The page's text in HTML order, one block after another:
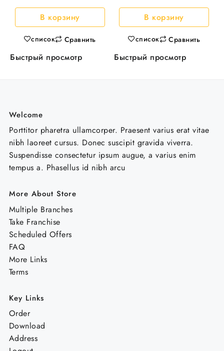
20упкор
В корзину
список Сравнить
Быстрый просмотр
В корзину
список Сравнить
Быстрый просмотр
Welcome
Porttitor pharetra ullamcorper. Praesent varius erat vitae
nibh laoreet cursus. Donec suscipit gravida viverra.
Suspendisse consectetur ipsum augue, a varius enim
tempus a. Phasellus id nibh arcu
More About Store
Multiple Branches
Take Franchise
Scheduled Offers
FAQ
More Links
Terms
Key Links
Order
Download
Address